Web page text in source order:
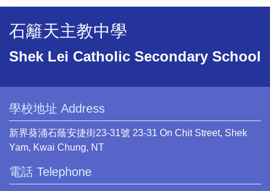
石籬天主教中學
Shek Lei Catholic Secondary School
學校地址 Address
新界葵涌石蔭安捷街23-31號 23-31 On Chit Street, Shek
Yam, Kwai Chung, NT
電話 Telephone